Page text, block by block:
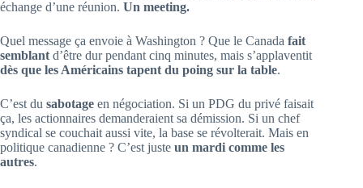
échange d’une réunion. Un meeting.
Quel message ça envoie à Washington ? Que le Canada fait
semblant d’être dur pendant cinq minutes, mais s’applaventit
dès que les Américains tapent du poing sur la table.
C’est du sabotage en négociation. Si un PDG du privé faisait
ça, les actionnaires demanderaient sa démission. Si un chef
syndical se couchait aussi vite, la base se révolterait. Mais en
politique canadienne ? C’est juste un mardi comme les
autres.